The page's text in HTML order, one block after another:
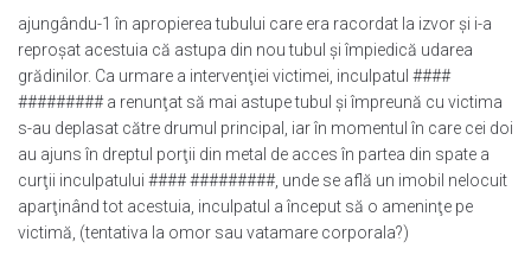
ajungându-1 în apropierea tubului care era racordat la izvor şi i-a
reproşat acestuia că astupa din nou tubul şi împiedică udarea
grădinilor. Ca urmare a intervenţiei victimei, inculpatul ####
######### a renunţat să mai astupe tubul şi împreună cu victima
s-au deplasat către drumul principal, iar în momentul în care cei doi
au ajuns în dreptul porţii din metal de acces în partea din spate a
curţii inculpatului #### #########, unde se află un imobil nelocuit
aparţinând tot acestuia, inculpatul a început să o ameninţe pe
victimă, (tentativa la omor sau vatamare corporala?)